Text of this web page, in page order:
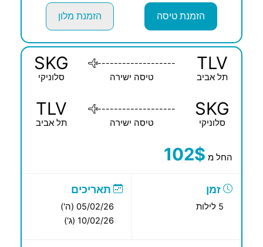
הזמנת טיסה הזמנת מלון
TLV
תל אביב
-------------------
טיסה ישירה
SKG
סלוניקי
SKG
סלוניקי
-------------------
טיסה ישירה
TLV
תל אביב
החל מ 102$
זמן תאריכים
05/02/26 (ה')
10/02/26 (ג')